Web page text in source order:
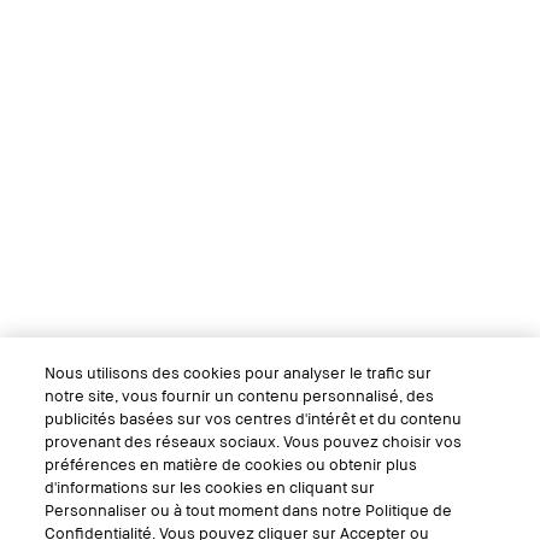
Nous utilisons des cookies pour analyser le trafic sur
notre site, vous fournir un contenu personnalisé, des
publicités basées sur vos centres d'intérêt et du contenu
provenant des réseaux sociaux. Vous pouvez choisir vos
préférences en matière de cookies ou obtenir plus
d'informations sur les cookies en cliquant sur
Personnaliser ou à tout moment dans notre Politique de
Confidentialité. Vous pouvez cliquer sur Accepter ou